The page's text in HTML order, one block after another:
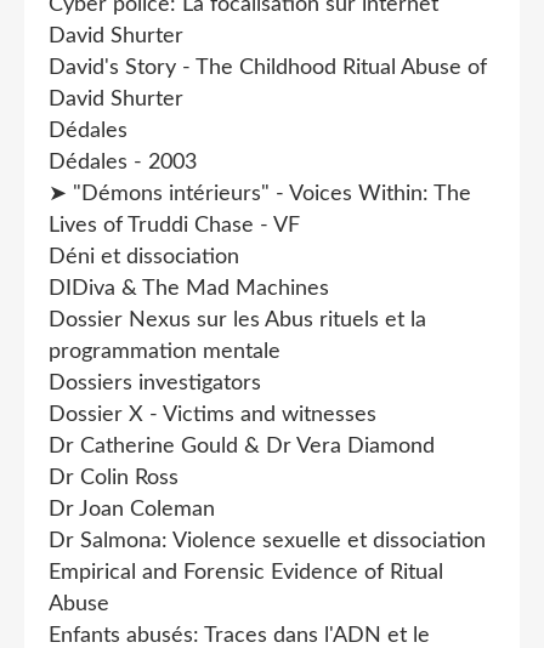
Cyber police: La focalisation sur internet
David Shurter
David's Story - The Childhood Ritual Abuse of
David Shurter
Dédales
Dédales - 2003
➤ "Démons intérieurs" - Voices Within: The
Lives of Truddi Chase - VF
Déni et dissociation
DIDiva & The Mad Machines
Dossier Nexus sur les Abus rituels et la
programmation mentale
Dossiers investigators
Dossier X - Victims and witnesses
Dr Catherine Gould & Dr Vera Diamond
Dr Colin Ross
Dr Joan Coleman
Dr Salmona: Violence sexuelle et dissociation
Empirical and Forensic Evidence of Ritual
Abuse
Enfants abusés: Traces dans l'ADN et le